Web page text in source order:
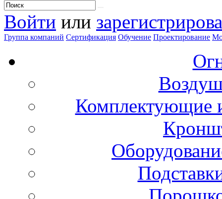
Войти или
Группа компаний Сертификация Обучение Проектирование
Комплектующие